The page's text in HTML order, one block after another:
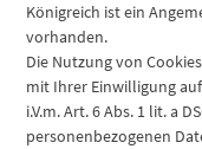
Königreich ist ein
vorhanden.
Die Nutzung von
mit Ihrer Einwilligung auf
i.V.m. Art. 6 Abs. 1 lit. a
personenbezogenen